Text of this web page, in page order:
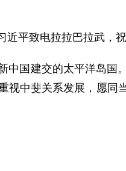
平致电拉拉巴拉武，
中国建交的太平洋岛国
视中斐关系发展，愿